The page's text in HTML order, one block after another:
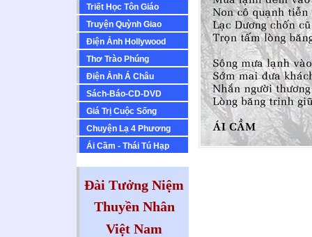
Triết Học Tôn Giáo
Truyện Quỳnh Giao
Ðiện Ảnh Hollywood
Thơ Trào Phúng
Ðiện Ảnh Á Châu
Sách-Báo-CD-DVD
Giá Trị Cuộc Sống
Chuyện Lạ 4 Phương
Ái Cầm - Thái Tú Hạp
Đài Tưởng Niệm
Thuyền Nhân
Việt Nam